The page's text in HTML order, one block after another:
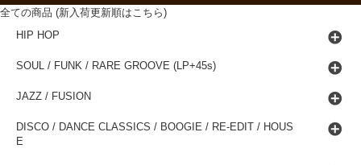
全ての商品 (新入荷更新順はこちら)
HIP HOP
SOUL / FUNK / RARE GROOVE (LP+45s)
JAZZ / FUSION
DISCO / DANCE CLASSICS / BOOGIE / RE-EDIT / HOUS
E